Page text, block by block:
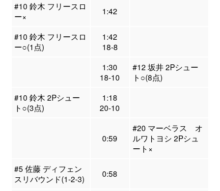
#10 鈴木 フリースロ
ー×
1:42
#10 鈴木 フリースロ
ー○(1点)
1:42
18-8
1:30
18-10
#12 坂井 2Pシュー
ト○(8点)
#10 鈴木 2Pシュー
ト○(3点)
1:18
20-10
0:59
#20 マーベラス オ
ルワトヨシ 2Pシュ
ート×
#5 佐藤 ディフェン
スリバウンド(1-2-3)
0:58